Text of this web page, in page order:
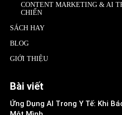
CONTENT MARKETING & AI
CHIẾN
SÁCH HAY
BLOG
GIỚI THIỆU
Bài viết
Ứng Dụng AI Trong Y Tế: Khi